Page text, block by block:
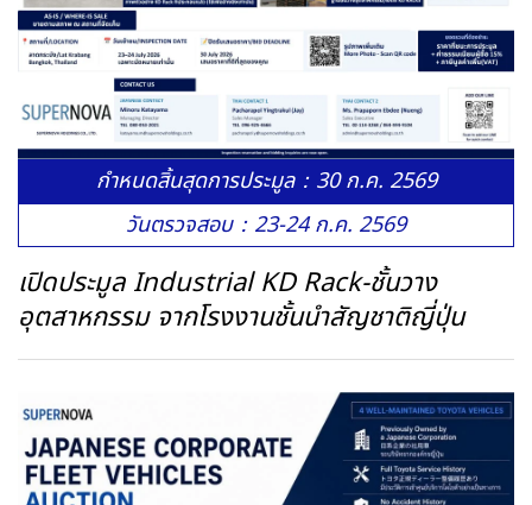
กำหนดสิ้นสุดการประมูล：30 ก.ค. 2569
วันตรวจสอบ：23-24 ก.ค. 2569
เปิดประมูล Industrial KD Rack-ชั้นวาง
อุตสาหกรรม จากโรงงานชั้นนำสัญชาติญี่ปุ่น